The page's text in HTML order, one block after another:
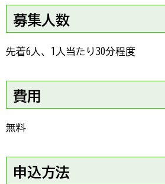
募集人数
先着6人、1人当たり30分程度
費用
無料
申込方法